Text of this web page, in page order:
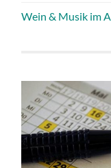
Wein & Musik im